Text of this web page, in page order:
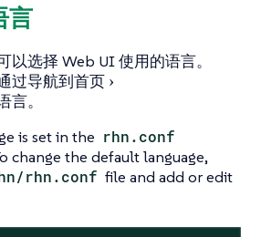
言
以选择 Web UI 使用的语言。
过导航到首页
言。
is set in the rhn.conf
change the default language,
rhn.conf file and add or edit